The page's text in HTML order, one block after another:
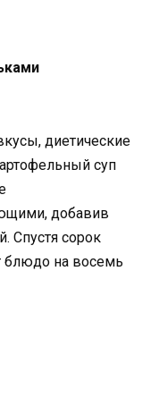
диетические
суп
добавив
Спустя сорок
блюдо на восемь